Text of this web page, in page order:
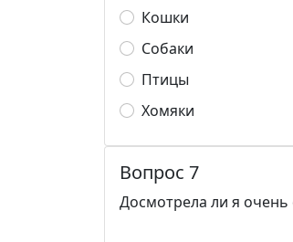
Кошки
Собаки
Птицы
Хомяки
Вопрос 7
Досмотрела ли я очень